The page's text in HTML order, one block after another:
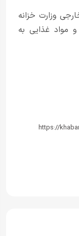
وزارت خزانه
مواد غذایی به